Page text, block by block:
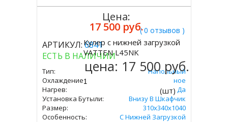
( 0 отзывов )
АРТИКУЛ:6841
ЕСТЬ В НАЛИЧИИ
Тип:
Напольный
Охлаждение:
Компрессорное
Нагрев:
Да
Установка Бутыли:
Внизу В Шкафчик
Размер:
310х340х1040
Особенность:
С Нижней Загрузкой
Цена:
17 500 руб.
Купить
Кулер с нижней загрузкой
VATTEN L45NK
цена: 17 500 руб.
(шт)